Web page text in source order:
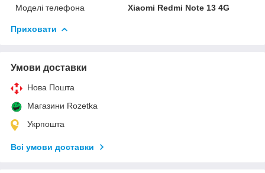
Моделі телефона
Xiaomi Redmi Note 13 4G
Приховати
Умови доставки
Нова Пошта
Магазини Rozetka
Укрпошта
Всі умови доставки